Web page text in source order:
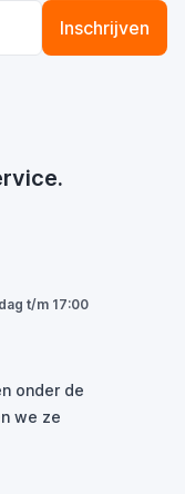
Inschrijven
t/m 17:00
onder de
we ze